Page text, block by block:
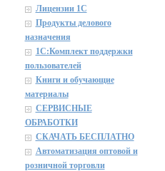
Лицензии 1С
Продукты делового
назначения
1C:Комплект поддержки
пользователей
Книги и обучающие
материалы
СЕРВИСНЫЕ
ОБРАБОТКИ
СКАЧАТЬ БЕСПЛАТНО
Автоматизация оптовой и
розничной торговли